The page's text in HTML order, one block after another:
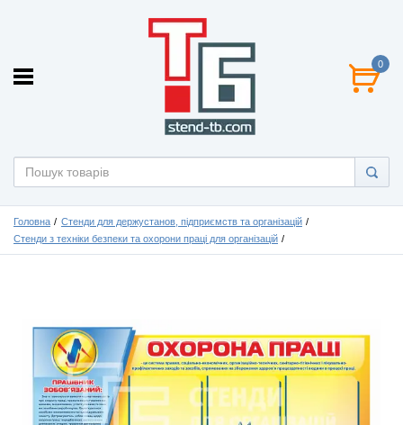
0
Головна
Стенди для держустанов, підприємств та організацій
Стенди з техніки безпеки та охорони праці для організацій